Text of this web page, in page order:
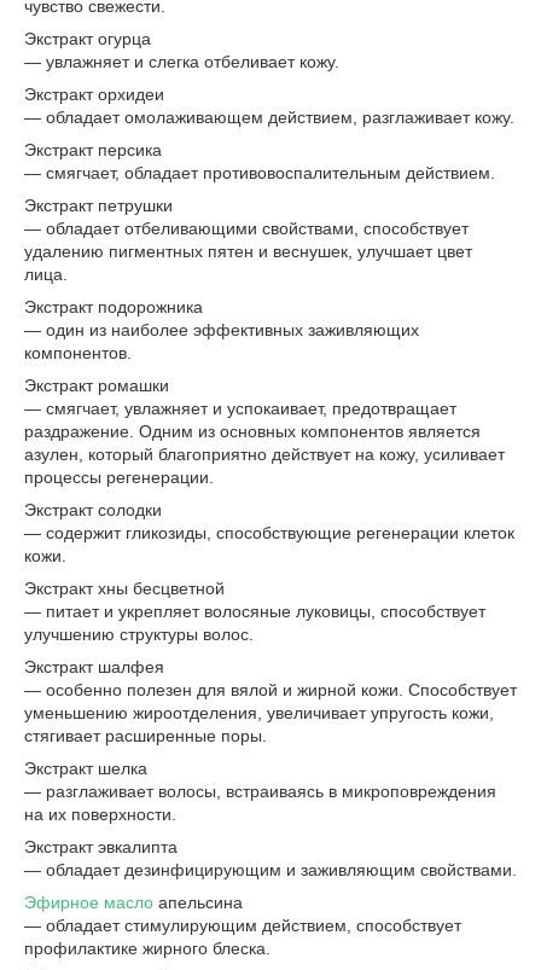
чувство свежести.
Экстракт огурца
— увлажняет и слегка отбеливает кожу.
Экстракт орхидеи
— обладает омолаживающем действием, разглаживает кожу.
Экстракт персика
— смягчает, обладает противовоспалительным действием.
Экстракт петрушки
— обладает отбеливающими свойствами, способствует
удалению пигментных пятен и веснушек, улучшает цвет
лица.
Экстракт подорожника
— один из наиболее эффективных заживляющих
компонентов.
Экстракт ромашки
— смягчает, увлажняет и успокаивает, предотвращает
раздражение. Одним из основных компонентов является
азулен, который благоприятно действует на кожу, усиливает
процессы регенерации.
Экстракт солодки
— содержит гликозиды, способствующие регенерации клеток
кожи.
Экстракт хны бесцветной
— питает и укрепляет волосяные луковицы, способствует
улучшению структуры волос.
Экстракт шалфея
— особенно полезен для вялой и жирной кожи. Способствует
уменьшению жироотделения, увеличивает упругость кожи,
стягивает расширенные поры.
Экстракт шелка
— разглаживает волосы, встраиваясь в микроповреждения
на их поверхности.
Экстракт эвкалипта
— обладает дезинфицирующим и заживляющим свойствами.
Эфирное масло апельсина
— обладает стимулирующим действием, способствует
профилактике жирного блеска.